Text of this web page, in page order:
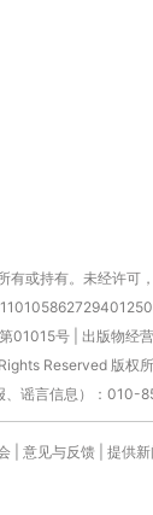
或持有。未经许可
01015号| 出版物经
Reserved 版权
、谣言信息）：
意见与反馈 提供